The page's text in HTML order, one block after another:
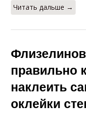
Читать дальше →
правильно
наклеить
оклейки